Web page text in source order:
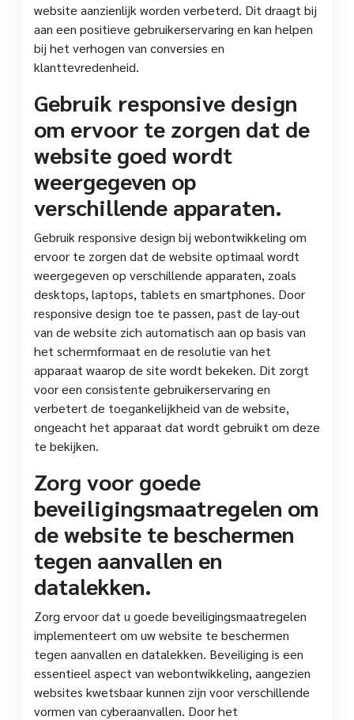
website aanzienlijk worden verbeterd. Dit draagt bij
aan een positieve gebruikerservaring en kan helpen
bij het verhogen van conversies en
klanttevredenheid.
Gebruik responsive design
om ervoor te zorgen dat de
website goed wordt
weergegeven op
verschillende apparaten.
Gebruik responsive design bij webontwikkeling om
ervoor te zorgen dat de website optimaal wordt
weergegeven op verschillende apparaten, zoals
desktops, laptops, tablets en smartphones. Door
responsive design toe te passen, past de lay-out
van de website zich automatisch aan op basis van
het schermformaat en de resolutie van het
apparaat waarop de site wordt bekeken. Dit zorgt
voor een consistente gebruikerservaring en
verbetert de toegankelijkheid van de website,
ongeacht het apparaat dat wordt gebruikt om deze
te bekijken.
Zorg voor goede
beveiligingsmaatregelen om
de website te beschermen
tegen aanvallen en
datalekken.
Zorg ervoor dat u goede beveiligingsmaatregelen
implementeert om uw website te beschermen
tegen aanvallen en datalekken. Beveiliging is een
essentieel aspect van webontwikkeling, aangezien
websites kwetsbaar kunnen zijn voor verschillende
vormen van cyberaanvallen. Door het